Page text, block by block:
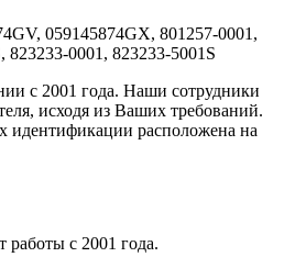
059145874GX, 801257-0001,
823233-0001, 823233-5001S
с 2001 года. Наши сотрудники
исходя из Ваших требований.
идентификации расположена на
с 2001 года.